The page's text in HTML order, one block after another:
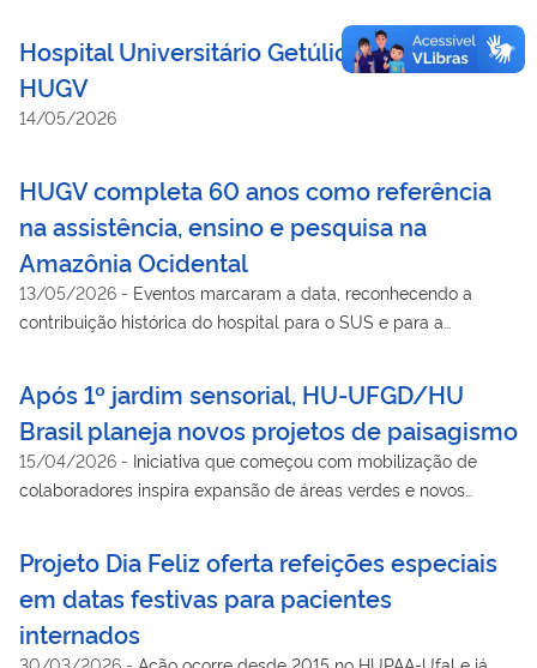
Hospital Universitário Getúlio Vargas –
HUGV
14/05/2026
HUGV completa 60 anos como referência
na assistência, ensino e pesquisa na
Amazônia Ocidental
13/05/2026 - Eventos marcaram a data, reconhecendo a
contribuição histórica do hospital para o SUS e para a
Após 1º jardim sensorial, HU-UFGD/HU
Brasil planeja novos projetos de paisagismo
15/04/2026 - Iniciativa que começou com mobilização de
colaboradores inspira expansão de áreas verdes e novos
Projeto Dia Feliz oferta refeições especiais
em datas festivas para pacientes
internados